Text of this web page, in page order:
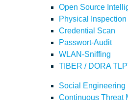
Open Source
Physical Inspection
Credential Scan
Passwort-Audit
WLAN-Sniffing
TIBER / DORA
Social Engineering
Continuous Threat